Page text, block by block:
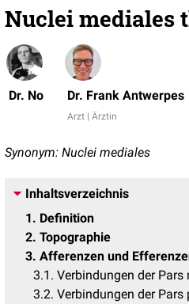
Nuclei mediales
Dr. No Dr. Frank Antwerpes
Arzt | Ärztin
Synonym: Nuclei mediales
Inhaltsverzeichnis
1
Definition
2 Topographie
3 Afferenzen und
3.1 Verbindungen der
3.2 Verbindungen der